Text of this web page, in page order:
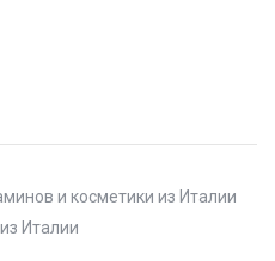
и косметики из Италии
Италии